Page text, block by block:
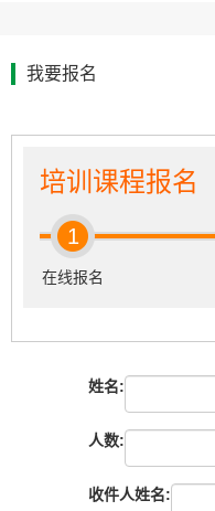
我要报名
培训课程报名
1
在线报名
姓名:
人数:
收件人姓名: